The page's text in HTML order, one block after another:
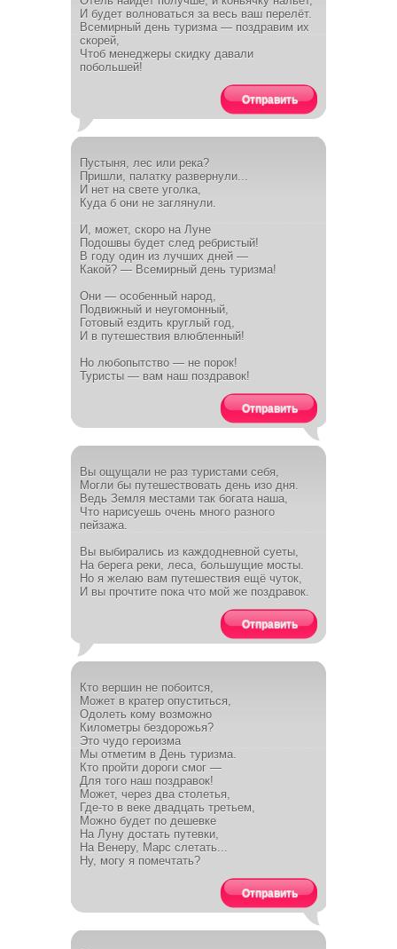
И будет волноваться за весь ваш перелёт.
Всемирный день туризма — поздравим их
скорей,
Чтоб менеджеры скидку давали
побольшей!
Отправить
Пустыня, лес или река?
Пришли, палатку развернули...
И нет на свете уголка,
Куда б они не заглянули.
И, может, скоро на Луне
Подошвы будет след ребристый!
В году один из лучших дней —
Какой? — Всемирный день туризма!
Они — особенный народ,
Подвижный и неугомонный,
Готовый ездить круглый год,
И в путешествия влюбленный!
Но любопытство — не порок!
Туристы — вам наш поздравок!
Отправить
Вы ощущали не раз туристами себя,
Могли бы путешествовать день изо дня.
Ведь Земля местами так богата наша,
Что нарисуешь очень много разного
пейзажа.
Вы выбирались из каждодневной суеты,
На берега реки, леса, большущие мосты.
Но я желаю вам путешествия ещё чуток,
И вы прочтите пока что мой же поздравок.
Отправить
Кто вершин не побоится,
Может в кратер опуститься,
Одолеть кому возможно
Километры бездорожья?
Это чудо героизма
Мы отметим в День туризма.
Кто пройти дороги смог —
Для того наш поздравок!
Может, через два столетья,
Где-то в веке двадцать третьем,
Можно будет по дешевке
На Луну достать путевки,
На Венеру, Марс слетать...
Ну, могу я помечтать?
Отправить